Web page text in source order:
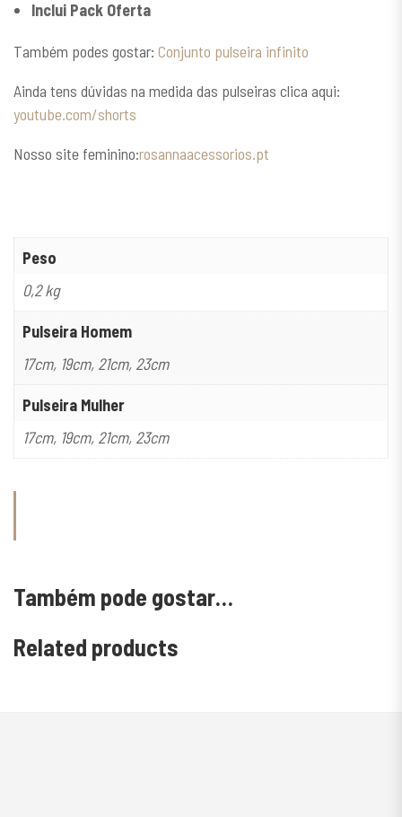
Inclui Pack Oferta
Também podes gostar: Conjunto pulseira infinito
Ainda tens dúvidas na medida das pulseiras clica aqui:
youtube.com/shorts
Nosso site feminino:rosannaacessorios.pt
Peso
0,2 kg
Pulseira Homem
17cm, 19cm, 21cm, 23cm
Pulseira Mulher
17cm, 19cm, 21cm, 23cm
Também pode gostar…
Related products